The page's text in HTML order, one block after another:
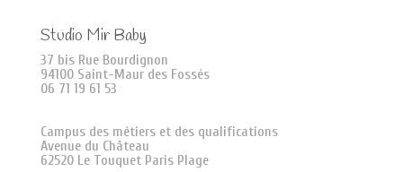
Studio Mir Baby
37 bis Rue Bourdignon
94100 Saint-Maur des Fossés
06 71 19 61 53
Campus des métiers et des qualifications
Avenue du Château
62520 Le Touquet Paris Plage